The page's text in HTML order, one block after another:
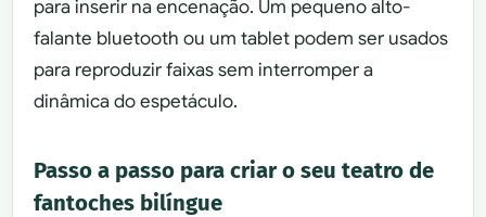
para inserir na encenação. Um pequeno alto-
falante bluetooth ou um tablet podem ser usados
para reproduzir faixas sem interromper a
dinâmica do espetáculo.
Passo a passo para criar o seu teatro de
fantoches bilíngue